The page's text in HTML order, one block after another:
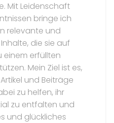
Mit Leidenschaft
bringe ich
relevante und
die sie auf
einem erfüllten
Mein Ziel ist es,
und Beiträge
zu helfen, ihr
zu entfalten und
und glückliches